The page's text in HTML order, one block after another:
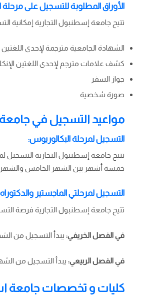
الأوراق المطلوبة للتسجيل على مرحلة
تتيح جامعة إسطنبول التجارية إمكانية
الشهادة الجامعية مترجمة لإحدى اللغتين
كشف علامات مترجم لإحدى اللغتين
جواز السفر
صورة شخصية
مواعيد التسجيل في
التسجيل لمرحلة البكالوريوس:
تتيح جامعة إسطنبول التجارية التسجيل
خمسة أشهر بين الشهر الخامس والشهر
التسجيل لمرحلتي الماجستير
تتيح جامعة إسطنبول التجارية فرصة
في الفصل الخريفي: يبدأ التسجيل من
في الفصل الربيعي: يبدأ التسجيل من
كليات و تخصصات جامعة